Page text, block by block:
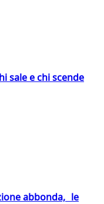
sale e chi scende
abbonda, le